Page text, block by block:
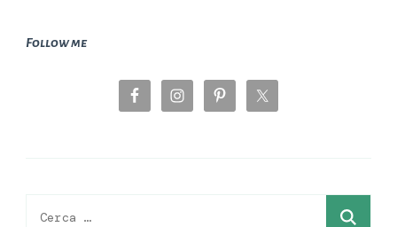
Follow me
Ricerca